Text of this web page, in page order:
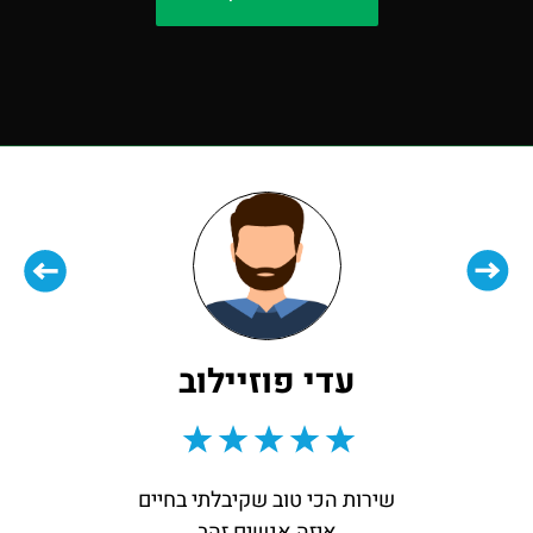
Mor Halevi
קניתי רכב מחברת ביי אנד דרייב,ואני